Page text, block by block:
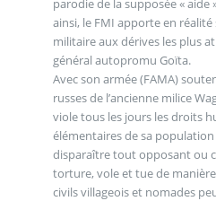
parodie de la supposée « aide
ainsi, le FMI apporte en
militaire aux dérives les plus
général autopromu Goïta.
Avec son armée (FAMA)
russes de l’ancienne milice
viole tous les jours les droits
élémentaires de sa population
disparaître tout opposant ou
torture, vole et tue de
civils villageois et nomades